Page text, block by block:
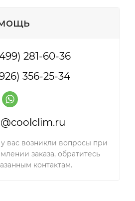
281-60-36
356-25-34
вас возникли вопросы при
заказа, обратитесь
контактам.